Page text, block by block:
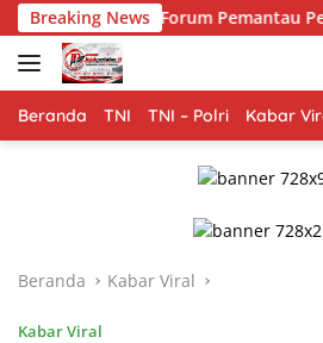
Langsung
ke
konten
Breaking NewsPembangunan Daerah
Beranda TNI TNI – Polri Kabar
Beranda Kabar Viral
Kabar Viral